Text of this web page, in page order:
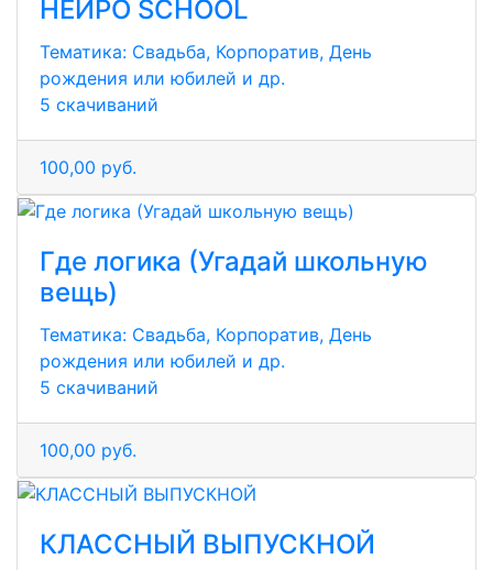
НЕЙРО SCHOOL
Тематика: Свадьба, Корпоратив, День
рождения или юбилей и др.
5 скачиваний
100,00 руб.
Где логика (Угадай школьную
вещь)
Тематика: Свадьба, Корпоратив, День
рождения или юбилей и др.
5 скачиваний
100,00 руб.
КЛАССНЫЙ ВЫПУСКНОЙ